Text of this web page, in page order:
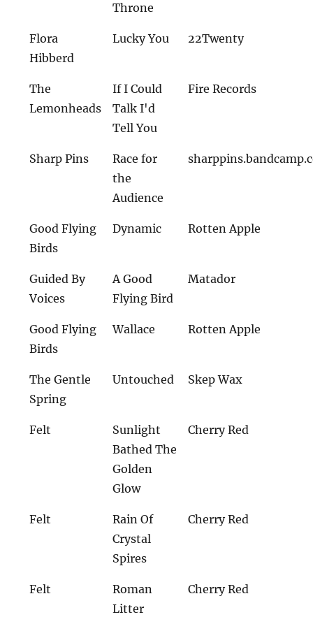
Throne
Flora
Hibberd
Lucky You 22Twenty
The
Lemonheads
If I Could
Talk I'd
Tell You
Fire Records
Sharp Pins
Race for
the
Audience
Good Flying
Birds
Dynamic Rotten Apple
Guided By
Voices
A Good
Flying Bird
Matador
Good Flying
Birds
Wallace Rotten Apple
The Gentle
Spring
Untouched Skep Wax
Felt
Sunlight
Bathed The
Golden
Glow
Cherry Red
Felt
Rain Of
Crystal
Spires
Cherry Red
Felt
Roman
Litter
Cherry Red